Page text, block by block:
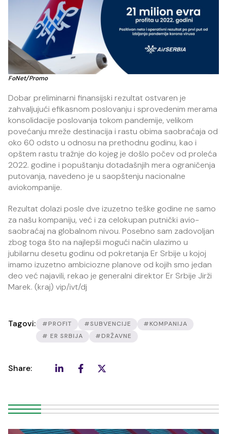
FoNet/Promo
Dobar preliminarni finansijski rezultat ostvaren je
zahvaljujući efikasnom poslovanju i sprovedenim merama
konsolidacije poslovanja tokom pandemije, velikom
povećanju mreže destinacija i rastu obima saobraćaja od
oko 60 odsto u odnosu na prethodnu godinu, kao i
opštem rastu tražnje do kojeg je došlo počev od proleća
2022. godine i popuštanju dotadašnjih mera ograničenja
putovanja, navedeno je u saopštenju nacionalne
aviokompanije.
Rezultat dolazi posle dve izuzetno teške godine ne samo
za našu kompaniju, već i za celokupan putnički avio-
saobraćaj na globalnom nivou. Posebno sam zadovoljan
zbog toga što na najlepši mogući način ulazimo u
jubilarnu desetu godinu od pokretanja Er Srbije u kojoj
imamo izuzetno ambiciozne planove od kojih smo jedan
deo već najavili, rekao je generalni direktor Er Srbije Jirži
Marek. (kraj) vip/ivt/dj
Tagovi: #PROFIT #SUBVENCIJE
#KOMPANIJA
# ER SRBIJA
#DRŽAVNE
Share: